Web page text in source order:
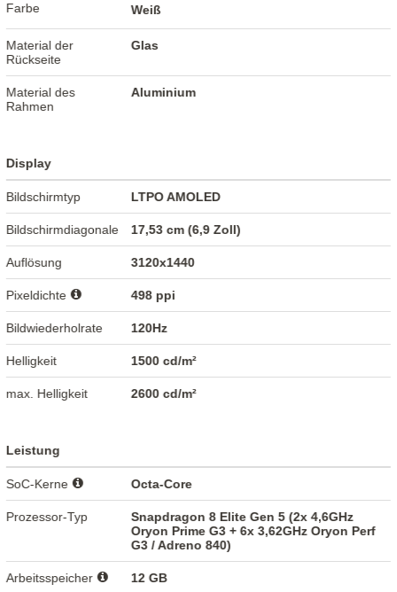
Farbe Weiß
Material der
Rückseite
Glas
Material des
Rahmen
Aluminium
Display
Bildschirmtyp LTPO AMOLED
Bildschirmdiagonale 17,53 cm (6,9 Zoll)
Auflösung 3120x1440
Pixeldichte 498 ppi
Bildwiederholrate 120Hz
Helligkeit 1500 cd/m²
max. Helligkeit 2600 cd/m²
Leistung
SoC-Kerne Octa-Core
Prozessor-Typ
Snapdragon 8 Elite Gen 5 (2x 4,6GHz
Oryon Prime G3 + 6x 3,62GHz Oryon Perf
G3 / Adreno 840)
Arbeitsspeicher 12 GB